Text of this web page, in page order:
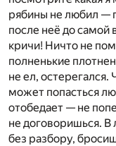
рябины не любил —
после неё до самой
кричи! Ничто не
полненькие
не ел, остерегался.
может попасться
отобедает — не
не договоришься. В
без разбору,